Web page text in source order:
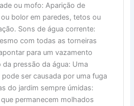
ou mofo: Aparição de
bolor em paredes, tetos ou
Sons de água corrente:
com todas as torneiras
para um vazamento
pressão da água: Uma
ser causada por uma fuga
do jardim sempre úmidas:
permanecem molhados